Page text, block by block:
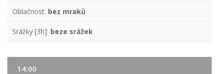
Oblačnost: bez mraků
Srážky [3h]: beze srážek
14:00